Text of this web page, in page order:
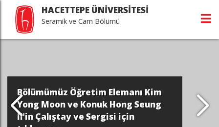
HACETTEPE ÜNİVERSİTESİ
Seramik ve Cam Bölümü
Bölümümüz Öğretim Elemanı Kim
Yong Moon ve Konuk Hong Seung
Il'in Çalıştay ve Sergisi için